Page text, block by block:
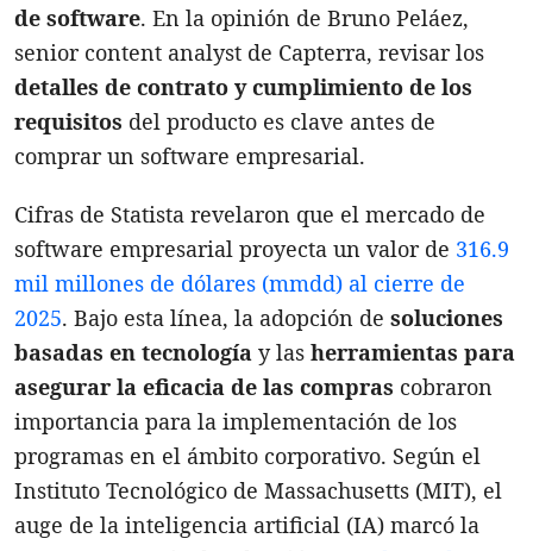
de software. En la opinión de Bruno Peláez,
senior content analyst de Capterra, revisar los
detalles de contrato y cumplimiento de los
requisitos del producto es clave antes de
comprar un software empresarial.
Cifras de Statista revelaron que el mercado de
software empresarial proyecta un valor de 316.9
mil millones de dólares (mmdd) al cierre de
2025. Bajo esta línea, la adopción de soluciones
basadas en tecnología y las herramientas para
asegurar la eficacia de las compras cobraron
importancia para la implementación de los
programas en el ámbito corporativo. Según el
Instituto Tecnológico de Massachusetts (MIT), el
auge de la inteligencia artificial (IA) marcó la